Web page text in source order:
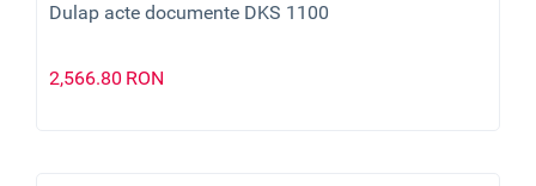
Dulap acte documente DKS 1100
2,566.80 RON